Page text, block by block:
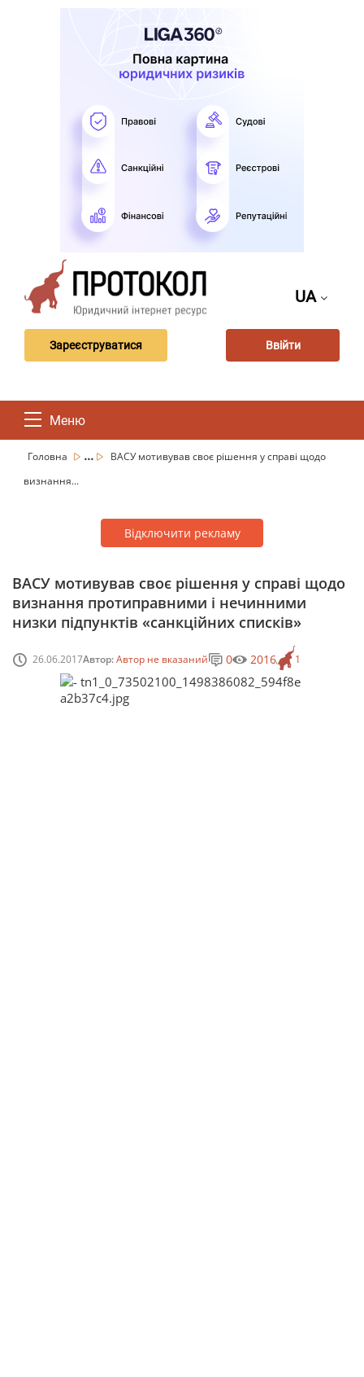
UA
Зареєструватися Ввійти
Меню
Головна ...
ВАСУ мотивував своє рішення у справі щодо
визнання...
Відключити рекламу
ВАСУ мотивував своє рішення у справі щодо
визнання протиправними і нечинними
низки підпунктів «санкційних списків»
26.06.2017Автор:Автор не вказаний 1
0 2016